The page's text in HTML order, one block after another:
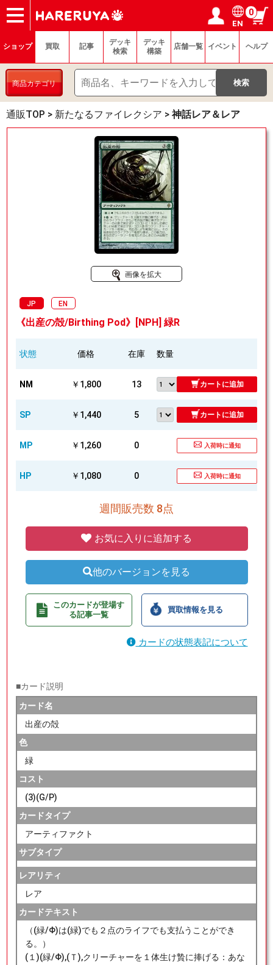
ショップ
買取
記事
デッキ検索
デッキ構築
選手一覧
店舗一覧
イベント
ヘルプ
お問い合わせ ログイン／会員登録
マイページ
EN
0
ショップ 買取 記事
デッキ
検索
デッキ
構築
店舗一覧 イベント ヘルプ
商品カテゴリ
通販TOP > 新たなるファイレクシア > 神話レア＆レア
画像を拡大
JP EN
《出産の殻/Birthing Pod》[NPH] 緑R
状態 価格 在庫 数量
NM ￥1,800 13 カートに追加
SP ￥1,440 5 カートに追加
MP ￥1,260 0 入荷時に通知
HP ￥1,080 0 入荷時に通知
週間販売数 8点
お気に入りに追加する
他のバージョンを見る
このカードが登場す
る記事一覧
買取情報を見る
カードの状態表記について
■カード説明
カード名
出産の殻
色
緑
コスト
(3)(G/P)
カードタイプ
アーティファクト
サブタイプ
レアリティ
レア
カードテキスト
（(緑/Φ)は(緑)でも２点のライフでも支払うことができ
る。）
(１)(緑/Φ),(Ｔ),クリーチャーを１体生け贄に捧げる：あな